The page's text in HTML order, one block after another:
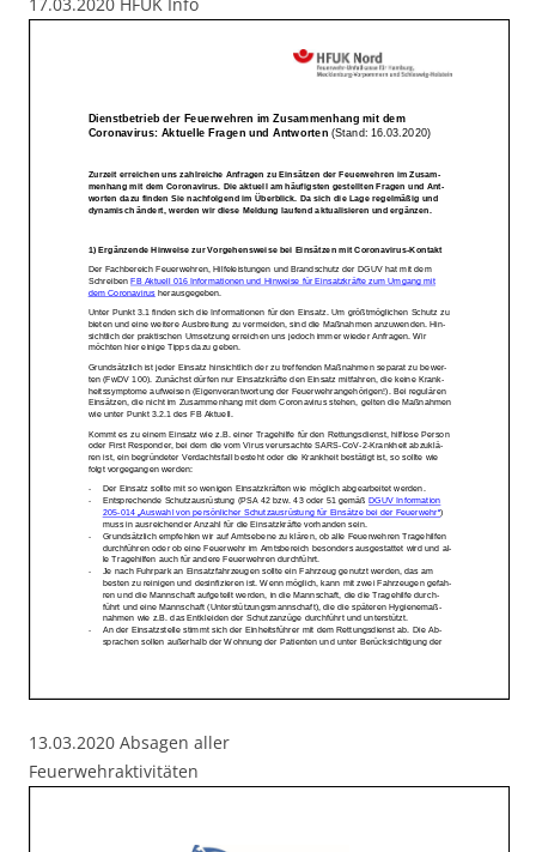
13.03.2020 Absagen aller
Feuerwehraktivitäten